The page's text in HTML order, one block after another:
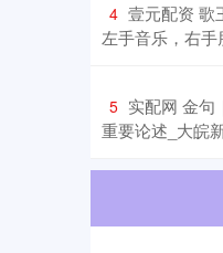
4 壹元配资 歌
左手音乐，右
5 实配网 金句
重要论述_大皖